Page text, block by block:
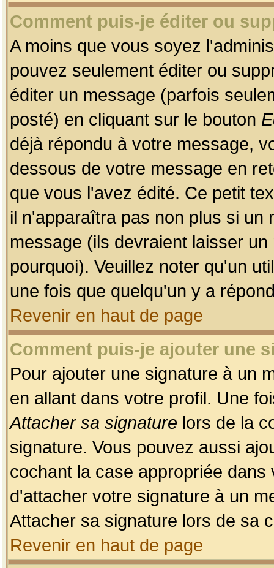
Comment puis-je éditer ou
A moins que vous soyez
pouvez seulement éditer ou
éditer un message (parfois
posté) en cliquant sur le bouton
déjà répondu à votre message,
dessous de votre message en
que vous l'avez édité. Ce petit
il n'apparaîtra pas non plus si un
message (ils devraient laisser
pourquoi). Veuillez noter qu'un
une fois que quelqu'un y a
Revenir en haut de page
Comment puis-je ajouter une
Pour ajouter une signature à un
en allant dans votre profil. Une
Attacher sa signature lors de la
signature. Vous pouvez aussi
cochant la case appropriée
d'attacher votre signature à un
Attacher sa signature lors de sa
Revenir en haut de page